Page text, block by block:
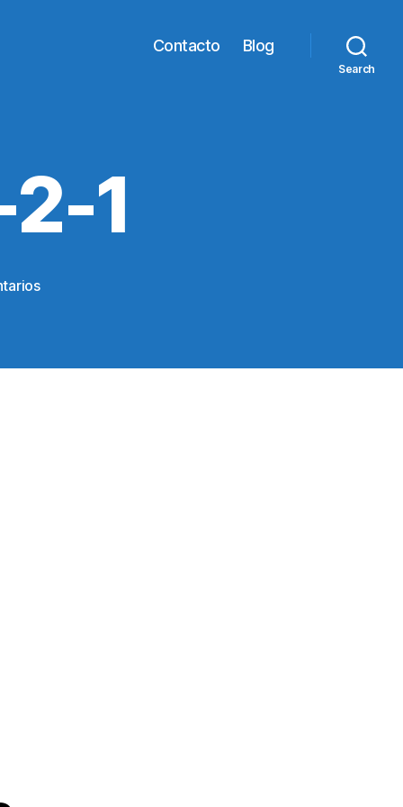
Contacto Blog
Search
1
en
1